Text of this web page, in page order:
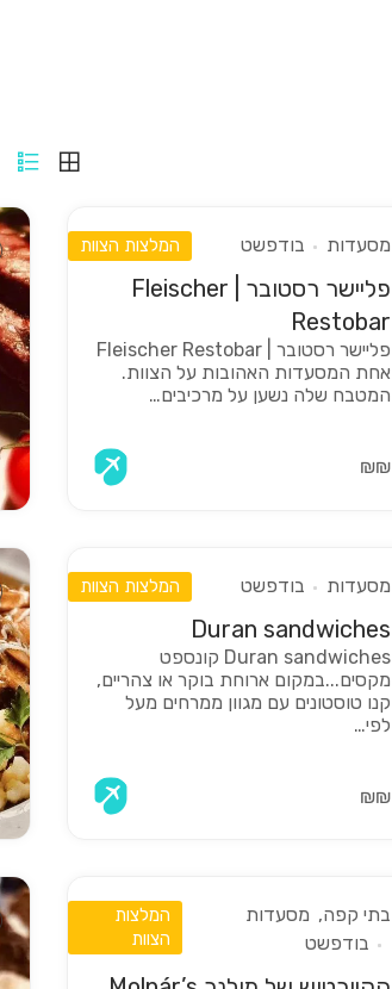
מסעדות בודפשט המלצות הצוות
פליישר רסטובר | Fleischer
Restobar
פליישר רסטובר | Fleischer Restobar
אחת המסעדות האהובות על הצוות.
המטבח שלה נשען על מרכיבים…
₪₪
מסעדות בודפשט המלצות הצוות
Duran sandwiches
Duran sandwiches קונספט
מקסים...במקום ארוחת בוקר או צהריים,
קנו טוסטונים עם מגוון ממרחים מעל
לפי…
₪₪
בתי קפה
מסעדות
בודפשט
המלצות
הצוות